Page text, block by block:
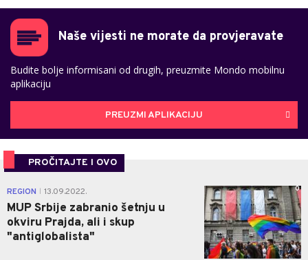
Naše vijesti ne morate da provjeravate
Budite bolje informisani od drugih, preuzmite Mondo mobilnu
aplikaciju
PREUZMI APLIKACIJU
PROČITAJTE I OVO
REGION 13.09.2022.
MUP Srbije zabranio šetnju u
okviru Prajda, ali i skup
"antiglobalista"
0